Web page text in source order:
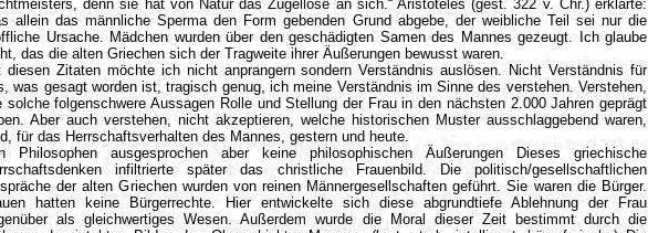
denn sie hat von Natur das Zügellose an sich.“ Aristoteles (gest. 322 v. Chr.) erklärte:
allein das männliche Sperma den Form gebenden Grund abgebe, der weibliche Teil sei nur die
Ursache. Mädchen wurden über den geschädigten Samen des Mannes gezeugt. Ich glaube
das die alten Griechen sich der Tragweite ihrer Äußerungen bewusst waren.
diesen Zitaten möchte ich nicht anprangern sondern Verständnis auslösen. Nicht Verständnis für
was gesagt worden ist, tragisch genug, ich meine Verständnis im Sinne des verstehen. Verstehen,
solche folgenschwere Aussagen Rolle und Stellung der Frau in den nächsten 2.000 Jahren geprägt
Aber auch verstehen, nicht akzeptieren, welche historischen Muster ausschlaggebend waren,
für das Herrschaftsverhalten des Mannes, gestern und heute.
Philosophen ausgesprochen aber keine philosophischen Äußerungen Dieses griechische
infiltrierte später das christliche Frauenbild. Die politisch/gesellschaftlichen
der alten Griechen wurden von reinen Männergesellschaften geführt. Sie waren die Bürger.
hatten keine Bürgerrechte. Hier entwickelte sich diese abgrundtiefe Ablehnung der Frau
als gleichwertiges Wesen.Außerdem wurde die Moral dieser Zeit bestimmt durch die